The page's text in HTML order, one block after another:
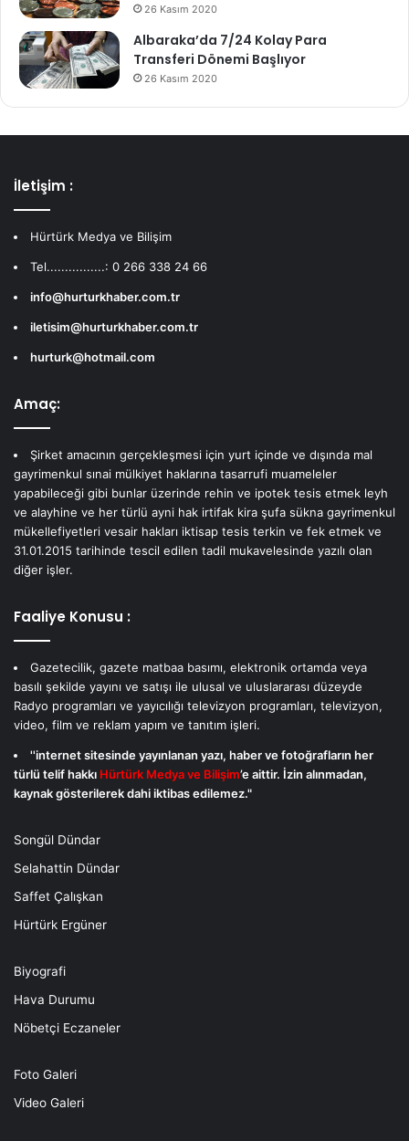
26 Kasım 2020
Albaraka’da 7/24 Kolay Para
Transferi Dönemi Başlıyor
26 Kasım 2020
İletişim :
Hürtürk Medya ve Bilişim
Tel................: 0 266 338 24 66
info@hurturkhaber.com.tr
iletisim@hurturkhaber.com.tr
hurturk@hotmail.com
Amaç:
Şirket amacının gerçekleşmesi için yurt içinde ve dışında mal
gayrimenkul sınai mülkiyet haklarına tasarrufi muameleler
yapabileceği gibi bunlar üzerinde rehin ve ipotek tesis etmek leyh
ve alayhine ve her türlü ayni hak irtifak kira şufa sükna gayrimenkul
mükellefiyetleri vesair hakları iktisap tesis terkin ve fek etmek ve
31.01.2015 tarihinde tescil edilen tadil mukavelesinde yazılı olan
diğer işler.
Faaliye Konusu :
Gazetecilik, gazete matbaa basımı, elektronik ortamda veya
basılı şekilde yayını ve satışı ile ulusal ve uluslararası düzeyde
Radyo programları ve yayıcılığı televizyon programları, televizyon,
video, film ve reklam yapım ve tanıtım işleri.
''internet sitesinde yayınlanan yazı, haber ve fotoğrafların her
türlü telif hakkı Hürtürk Medya ve Bilişim’e aittir. İzin alınmadan,
kaynak gösterilerek dahi iktibas edilemez."
Songül Dündar
Selahattin Dündar
Saffet Çalışkan
Hürtürk Ergüner
Biyografi
Hava Durumu
Nöbetçi Eczaneler
Foto Galeri
Video Galeri